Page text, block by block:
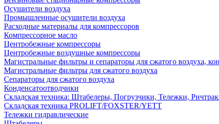
Осушители воздуха
Промышленные осушители воздуха
Расходные материалы для компрессоров
Компрессорное масло
Центробежные компрессоры
Центробежные воздушные компрессоры
Магистральные фильтры и сепараторы для сжатого воздуха,
Магистральные фильтры для сжатого воздуха
Сепараторы для сжатого воздуха
Конденсатоотводчики
Складская техника: Штабелеры, Погрузчики, Тележки,
Складская техника PROLIFT/FOXSTER/YETT
Тележки гидравлические